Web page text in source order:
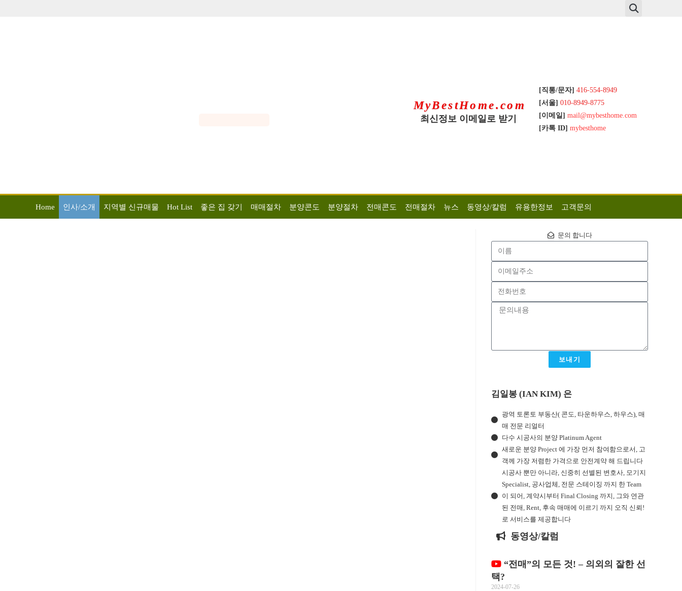
MyBestHome.com
최신정보 이메일로 받기
[직통/문자] 416-554-8949
[서울] 010-8949-8775
[이메일] mail@mybesthome.com
[카톡 ID] mybesthome
Home 인사/소개 지역별 신규매물 Hot List 좋은 집 갖기 매매절차 분양콘도 분양절차 전매콘도 전매절차 뉴스 동영상/칼럼 유용한정보 고객문의
문의 합니다
보내기
김일봉 (IAN KIM) 은
광역 토론토 부동산( 콘도, 타운하우스, 하우스), 매
매 전문 리얼터
다수 시공사의 분양 Platinum Agent
새로운 분양 Project 에 가장 먼저 참여함으로서, 고
객께 가장 저렴한 가격으로 안전계약 해 드립니다
시공사 뿐만 아니라, 신중히 선별된 변호사, 모기지
Specialist, 공사업체, 전문 스테이징 까지 한 Team
이 되어, 계약시부터 Final Closing 까지, 그와 연관
된 전매, Rent, 후속 매매에 이르기 까지 오직 신뢰!
로 서비스를 제공합니다
동영상/칼럼
“전매”의 모든 것! – 의외의 잘한 선
택?
2024-07-26